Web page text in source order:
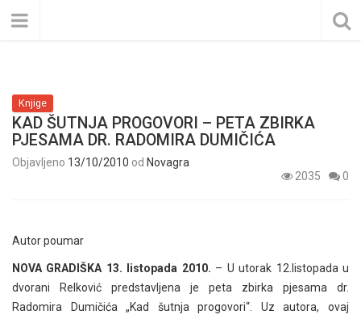
Knjige
KAD ŠUTNJA PROGOVORI – PETA ZBIRKA
PJESAMA DR. RADOMIRA DUMIČIĆA
Objavljeno 13/10/2010 od Novagra
2035
0
Autor poumar
NOVA GRADIŠKA 13. listopada 2010. – U utorak 12.listopada u
dvorani Relković predstavljena je peta zbirka pjesama dr.
Radomira Dumičića „Kad šutnja progovori“. Uz autora, ovaj